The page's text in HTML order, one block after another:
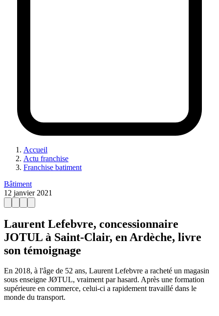
Accueil
Actu franchise
Franchise batiment
Bâtiment
12 janvier 2021
Laurent Lefebvre, concessionnaire
JOTUL à Saint-Clair, en Ardèche, livre
son témoignage
En 2018, à l'âge de 52 ans, Laurent Lefebvre a racheté un magasin
sous enseigne JØTUL, vraiment par hasard. Après une formation
supérieure en commerce, celui-ci a rapidement travaillé dans le
monde du transport.